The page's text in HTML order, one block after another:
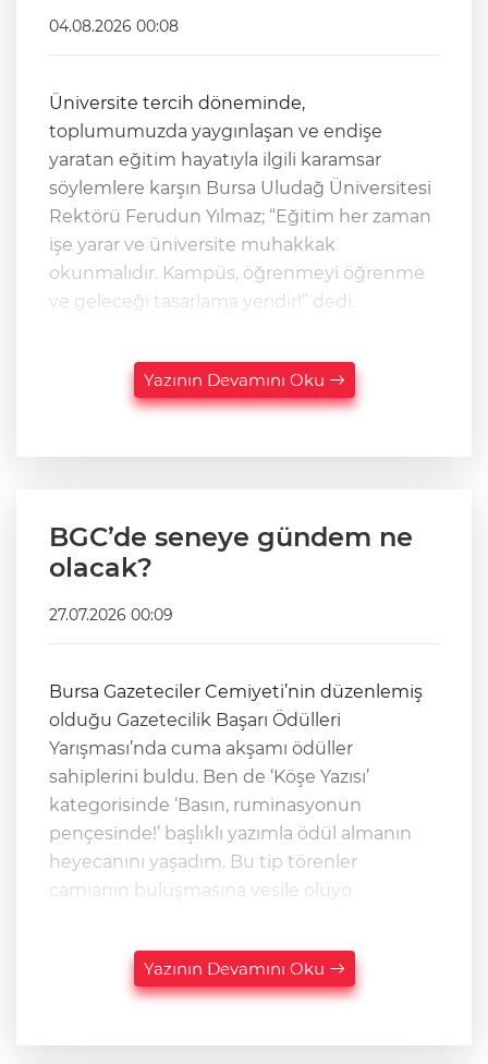
04.08.2026 00:08
Üniversite tercih döneminde,
toplumumuzda yaygınlaşan ve endişe
yaratan eğitim hayatıyla ilgili karamsar
söylemlere karşın Bursa Uludağ Üniversitesi
Rektörü Ferudun Yılmaz; “Eğitim her zaman
işe yarar ve üniversite muhakkak
okunmalıdır. Kampüs, öğrenmeyi öğrenme
ve geleceği tasarlama yeridir!” dedi.
Yazının Devamını Oku
BGC’de seneye gündem ne
olacak?
27.07.2026 00:09
Bursa Gazeteciler Cemiyeti’nin düzenlemiş
olduğu Gazetecilik Başarı Ödülleri
Yarışması’nda cuma akşamı ödüller
sahiplerini buldu. Ben de ‘Köşe Yazısı’
kategorisinde ‘Basın, ruminasyonun
pençesinde!’ başlıklı yazımla ödül almanın
heyecanını yaşadım. Bu tip törenler
camianın buluşmasına vesile oluyo
Yazının Devamını Oku